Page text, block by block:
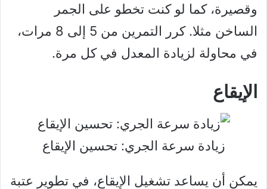
وقصيرة، كما لو كنت تخطو على الجمر
الساخن مثلا. كرر التمرين من 5 إلى 8 مرات،
في محاولة لزيادة المعدل في كل مرة.
الإيقاع
زيادة سرعة الجري: تحسين الإيقاع
يمكن أن يساعد تشغيل الإيقاع، في تطوير عتبة